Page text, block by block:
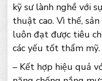
kỹ sư lành nghề với
thuật cao. Vì thế,
luôn đạt được tiêu
các yếu tốt thẩm mỹ.
– Kết hợp hiệu quả